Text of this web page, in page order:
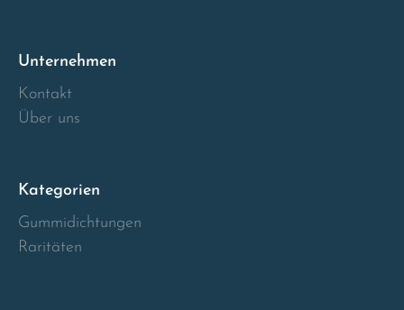
Unternehmen
Kontakt
Über uns
Kategorien
Gummidichtungen
Raritäten